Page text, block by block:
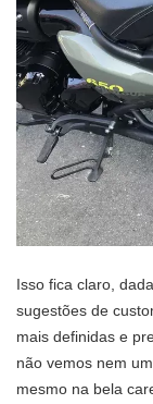
Isso fica claro,
sugestões de
mais definidas e
não vemos nem
mesmo na bela